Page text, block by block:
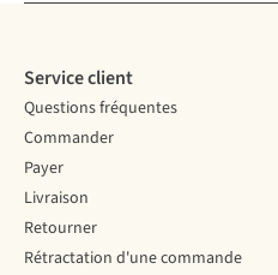
Service client
Questions fréquentes
Commander
Payer
Livraison
Retourner
Rétractation d'une commande